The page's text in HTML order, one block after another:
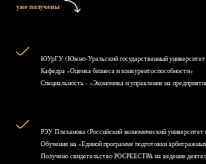
уже получены
ЮУрГУ (Южно-Уральский государственный
Кафедра «Оценка бизнеса и конкурентоспособности»
Специальность - «Экономика и управление на
РЭУ Плеханова (Российский экономический
Обучение на «Единой программе подготовки
Получено свидетельство РОСРЕЕСТРА на ведение